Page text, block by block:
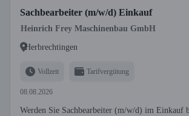
Sachbearbeiter (m/w/d) Einkauf
Heinrich Frey Maschinenbau GmbH
Herbrechtingen
Vollzeit Tarifvergütung
08.08.2026
Werden Sie Sachbearbeiter (m/w/d) im Einkauf